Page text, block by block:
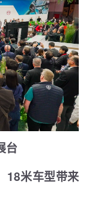
台
18米车型带来